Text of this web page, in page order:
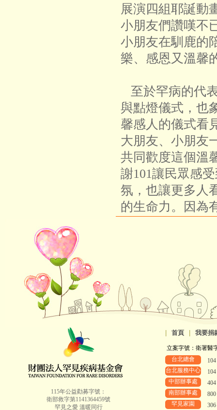
展演四組耶誕動
小朋友們讚嘆不
小朋友在馴鹿的
樂、感恩又溫馨
至於罕病的代
與點燈儀式，也
馨感人的儀式看
大朋友、小朋友
共同歡度這個溫
謝101讓民眾感
氛，也讓更多人
的生命力。因為
115年公益勸募字號：
衛部救字第1141364459號
罕見之愛 溫暖同行
首頁 我要捐
立案字號：衛署醫
台北總會
台北服務中心
中部辦事處
南部辦事處
罕見家園